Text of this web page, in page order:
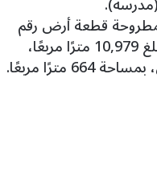
قطعة أرض رقم
(3) بالمجاورة الرابعة بالحي الثاني بنشاط بلوك سكني، بمساحة إجمالية تبلغ 10,979 مترًا مربعًا،